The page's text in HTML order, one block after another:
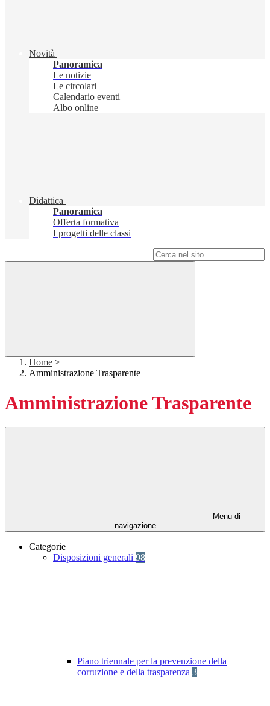
Novità
Panoramica
Le notizie
Le circolari
Calendario eventi
Albo online
Didattica
Panoramica
Offerta formativa
I progetti delle classi
Home >
Amministrazione Trasparente
Amministrazione Trasparente
Menu di
navigazione
Categorie
Disposizioni generali 98
Piano triennale per la prevenzione della
corruzione e della trasparenza 3